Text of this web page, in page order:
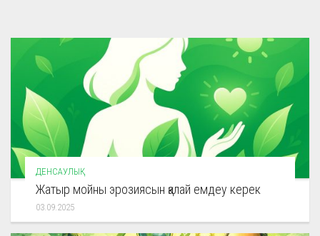
ДЕНСАУЛЫҚ
Жатыр мойны эрозиясын қалай емдеу керек
03.09.2025